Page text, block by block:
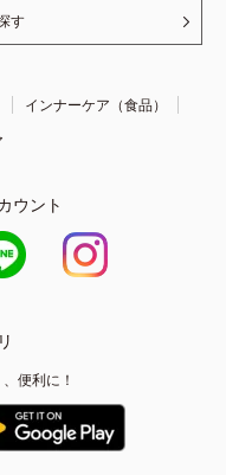
す
インナーケア（食品）
ウント
便利に！